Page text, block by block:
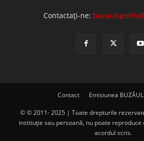
Contactați-ne:
Contact Emisiunea BUZĂUL
© © 2011- 2025 | Toate drepturile
instituţie sau persoană, nu poate
acordul scris.